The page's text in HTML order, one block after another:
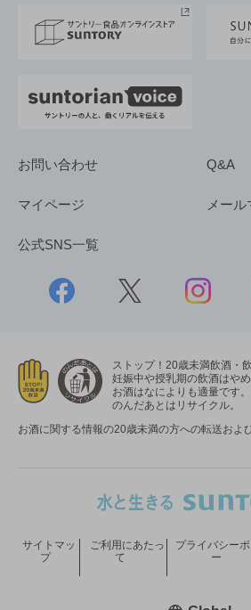
採用情報
お問い合わせ Q&A
マイページ メー
公式SNS一覧
ストップ！20歳未満飲酒・飲
妊娠中や授乳期の飲酒はやめ
お酒はなによりも適量です。
のんだあとはリサイクル。
お酒に関する情報の20歳未満の方への転送およ
サイトマッ
プ
ご利用にあたっ
て
プライバシー
ー